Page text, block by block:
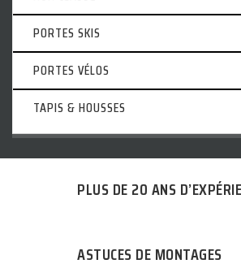
PORTES SKIS
PORTES VÉLOS
TAPIS & HOUSSES
PLUS DE 20 ANS
ASTUCES DE MONTAGES